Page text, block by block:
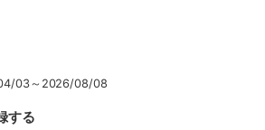
03～2026/08/08
する